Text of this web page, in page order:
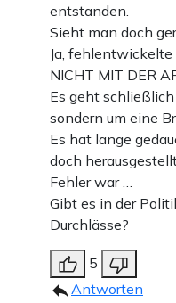
entstanden.
Sieht man doch
Ja,
NICHT MIT DER
Es geht
sondern um eine
Es hat lange
doch
Fehler war …
Gibt es in der
Durchlässe?
5
Antworten